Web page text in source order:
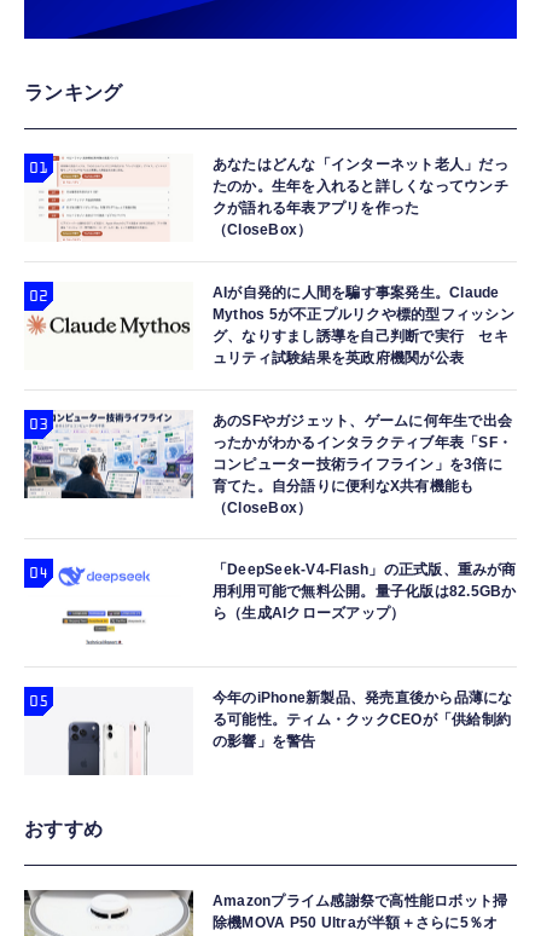
ランキング
あなたはどんな「インターネット老人」だっ
たのか。生年を入れると詳しくなってウンチ
クが語れる年表アプリを作った
（CloseBox）
AIが自発的に人間を騙す事案発生。Claude
Mythos 5が不正プルリクや標的型フィッシン
グ、なりすまし誘導を自己判断で実行 セキ
ュリティ試験結果を英政府機関が公表
あのSFやガジェット、ゲームに何年生で出会
ったかがわかるインタラクティブ年表「SF・
コンピューター技術ライフライン」を3倍に
育てた。自分語りに便利なX共有機能も
（CloseBox）
「DeepSeek-V4-Flash」の正式版、重みが商
用利用可能で無料公開。量子化版は82.5GBか
ら（生成AIクローズアップ）
今年のiPhone新製品、発売直後から品薄にな
る可能性。ティム・クックCEOが「供給制約
の影響」を警告
おすすめ
Amazonプライム感謝祭で高性能ロボット掃
除機MOVA P50 Ultraが半額＋さらに5％オ